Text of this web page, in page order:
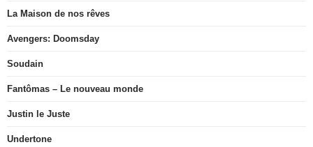
La Maison de nos rêves
Avengers: Doomsday
Soudain
Fantômas – Le nouveau monde
Justin le Juste
Undertone